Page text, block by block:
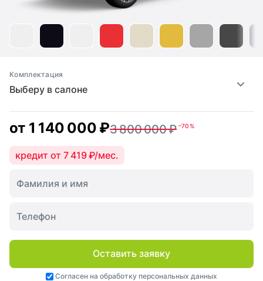
Выберу в салоне
Комплектация
от 1 140 000 ₽3 800 000 ₽ –70 %
кредит от 7 419 ₽/мес.
Оставить заявку
Согласен на обработку персональных данных